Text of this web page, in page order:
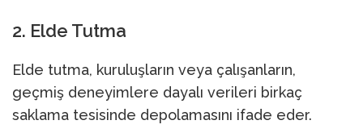
2. Elde Tutma
Elde tutma, kuruluşların veya çalışanların,
geçmiş deneyimlere dayalı verileri birkaç
saklama tesisinde depolamasını ifade eder.